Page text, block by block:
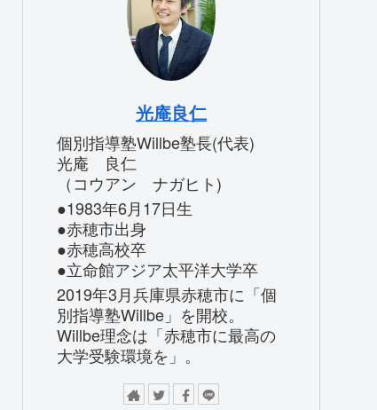
光庵良仁
個別指導塾Willbe塾長(代表)
光庵 良仁
（コウアン ナガヒト)
●1983年6月17日生
●赤穂市出身
●赤穂高校卒
●立命館アジア太平洋大学卒
2019年3月兵庫県赤穂市に「個
別指導塾Willbe」を開校。
Willbe理念は「赤穂市に最高の
大学受験環境を」。